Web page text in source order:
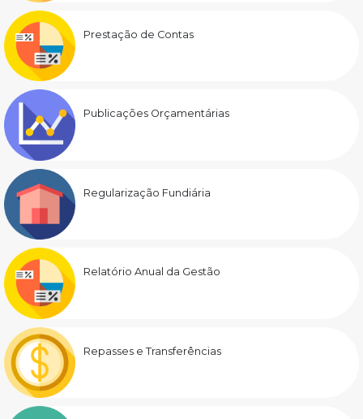
Prestação de Contas
Publicações Orçamentárias
Regularização Fundiária
Relatório Anual da Gestão
Repasses e Transferências